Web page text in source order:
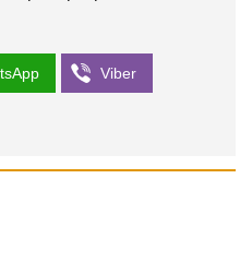
Viber